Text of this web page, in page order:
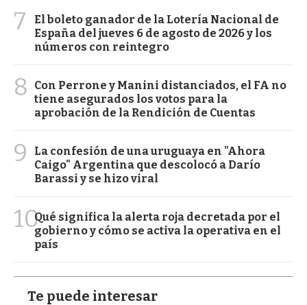
7
El boleto ganador de la Lotería Nacional de
España del jueves 6 de agosto de 2026 y los
números con reintegro
8
Con Perrone y Manini distanciados, el FA no
tiene asegurados los votos para la
aprobación de la Rendición de Cuentas
9
La confesión de una uruguaya en "Ahora
Caigo" Argentina que descolocó a Darío
Barassi y se hizo viral
10Qué significa la alerta roja decretada por el
gobierno y cómo se activa la operativa en el
país
Te puede interesar